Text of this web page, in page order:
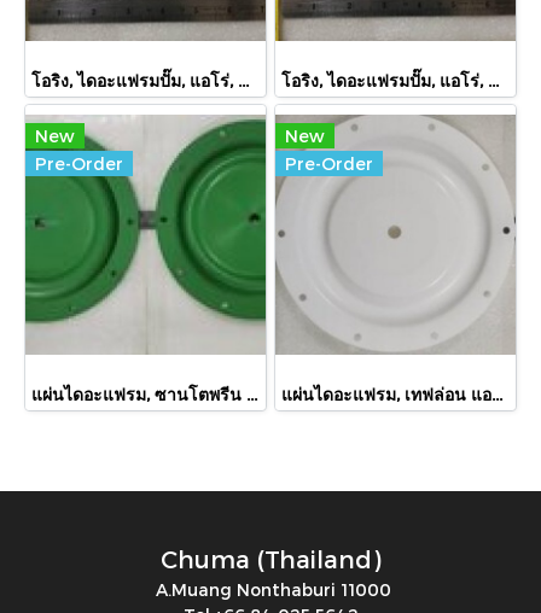
โอริง, ไดอะแฟรมปั๊ม, แอโร่, Oring, Aro, 325-24 โอริง, ไดอะแฟรมปั๊ม, แอโร่, Oring, Aro, 330-117
New
Pre-Order
แผ่นไดอะแฟรม, ซานโตพรีน แอโร่, 94616, Diaphragm ,Santoprene, Aro, 94616
New
Pre-Order
แผ่นไดอะแฟรม, เทฟล่อน แอโร่, 94617, Diaphragm ,Teflon, Aro, 94617
Chuma (Thailand)
A.Muang Nonthaburi 11000